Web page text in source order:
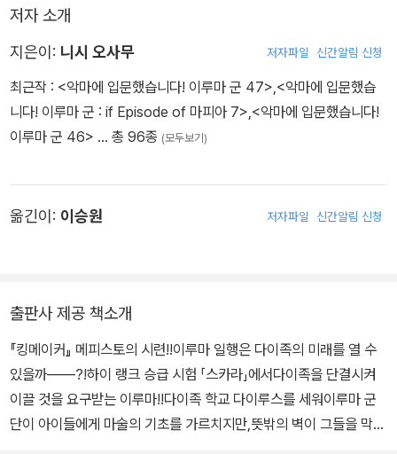
저자 소개
지은이: 니시 오사무 저자파일 신간알림 신청
최근작 : <악마에 입문했습니다! 이루마 군 47>,<악마에 입문했습
니다! 이루마 군 : if Episode of 마피아 7>,<악마에 입문했습니다!
이루마 군 46> … 총 96종 (모두보기)
옮긴이: 이승원 저자파일 신간알림 신청
출판사 제공 책소개
『킹메이커』 메피스토의 시련!!이루마 일행은 다이족의 미래를 열 수
있을까――?!하이 랭크 승급 시험 「스카라」에서다이족을 단결시켜
이끌 것을 요구받는 이루마!!다이족 학교 다이루스를 세워이루마 군
단이 아이들에게 마술의 기초를 가르치지만,뜻밖의 벽이 그들을 막아